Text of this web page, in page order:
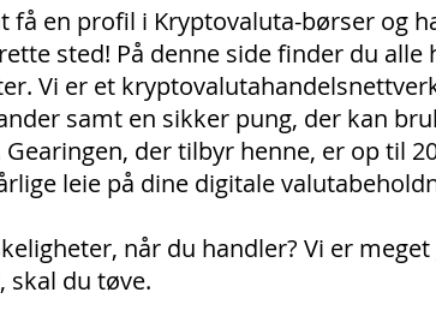
få en profil i Kryptovaluta-børser og
sted! På denne side finder du alle
Vi er et
samt en sikker pung, der kan
Gearingen, der tilbyr henne, er op til
leie på dine digitale
når du handler? Vi er
skal du tøve.